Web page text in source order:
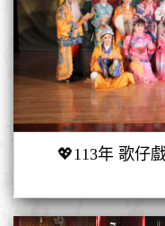
💖113年 歌仔